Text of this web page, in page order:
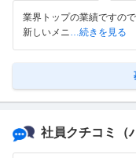
業界トップの業績ですの
新しいメニ
…続きを見る
社員クチコミ